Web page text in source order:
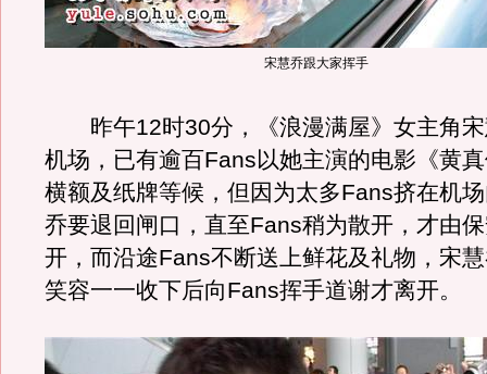
宋慧乔跟大家挥手
昨午12时30分，《浪漫满屋》女主角宋
机场，已有逾百Fans以她主演的电影《黄
横额及纸牌等候，但因为太多Fans挤在机
乔要退回闸口，直至Fans稍为散开，才由
开，而沿途Fans不断送上鲜花及礼物，宋
笑容一一收下后向Fans挥手道谢才离开。